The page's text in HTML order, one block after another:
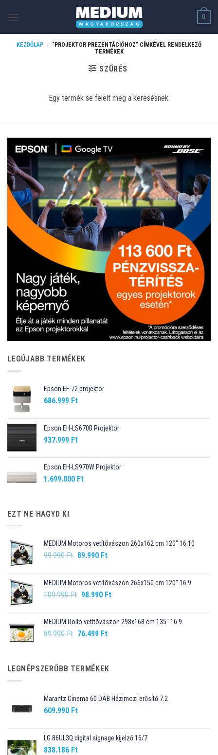
0
KEZDŐLAP / “PROJEKTOR PREZENTÁCIÓHOZ” CÍMKÉVEL RENDELKEZŐ
TERMÉKEK
SZŰRÉS
Egy termék se felelt meg a keresésnek.
LEGÚJABB TERMÉKEK
Epson EF-72 projektor
686.999 Ft
Epson EH-LS670B Projektor
937.999 Ft
Epson EH-LS970W Projektor
1.699.000 Ft
EZT NE HAGYD KI
MEDIUM Motoros vetítõvászon 260x162 cm 120" 16:10
99.990Ft Original
99.990 Ft.
89.990 FtCurrent
89.990 Ft.
MEDIUM Motoros vetítõvászon 266x150 cm 120" 16:9
109.990Ft Original
109.990 Ft.
98.990 FtCurrent
98.990 Ft.
MEDIUM Rollo vetítõvászon 298x168 cm 135" 16:9
89.990Ft Original
89.990 Ft.
76.499 FtCurrent
76.499 Ft.
LEGNÉPSZERŰBB TERMÉKEK
Marantz Cinema 60 DAB Házimozi erősítő 7.2
609.990 Ft
LG 86UL3Q digital signage kijelző 16/7
838.186 Ft